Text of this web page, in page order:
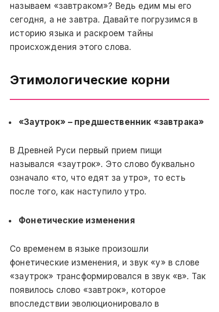
называем «завтраком»? Ведь едим мы его
сегодня, а не завтра. Давайте погрузимся в
историю языка и раскроем тайны
происхождения этого слова.
Этимологические корни
«Заутрок» – предшественник «завтрака»
В Древней Руси первый прием пищи
назывался «заутрок». Это слово буквально
означало «то, что едят за утро», то есть
после того, как наступило утро.
Фонетические изменения
Со временем в языке произошли
фонетические изменения, и звук «у» в слове
«заутрок» трансформировался в звук «в». Так
появилось слово «завтрок», которое
впоследствии эволюционировало в